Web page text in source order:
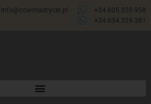
info@cowmadrycie.pl
+34 605 355 958
+34 634 329 381​